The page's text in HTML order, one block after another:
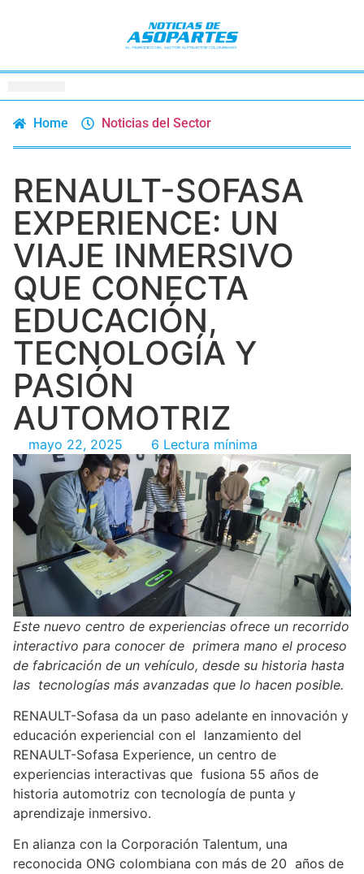
Home Noticias del Sector
RENAULT-SOFASA
EXPERIENCE: UN
VIAJE INMERSIVO
QUE CONECTA
EDUCACIÓN,
TECNOLOGÍA Y
PASIÓN
AUTOMOTRIZ
mayo 22, 2025 6 Lectura mínima
Este nuevo centro de experiencias ofrece un recorrido
interactivo para conocer de primera mano el proceso
de fabricación de un vehículo, desde su historia hasta
las tecnologías más avanzadas que lo hacen posible.
RENAULT-Sofasa da un paso adelante en innovación y
educación experiencial con el lanzamiento del
RENAULT-Sofasa Experience, un centro de
experiencias interactivas que fusiona 55 años de
historia automotriz con tecnología de punta y
aprendizaje inmersivo.
En alianza con la Corporación Talentum, una
reconocida ONG colombiana con más de 20 años de